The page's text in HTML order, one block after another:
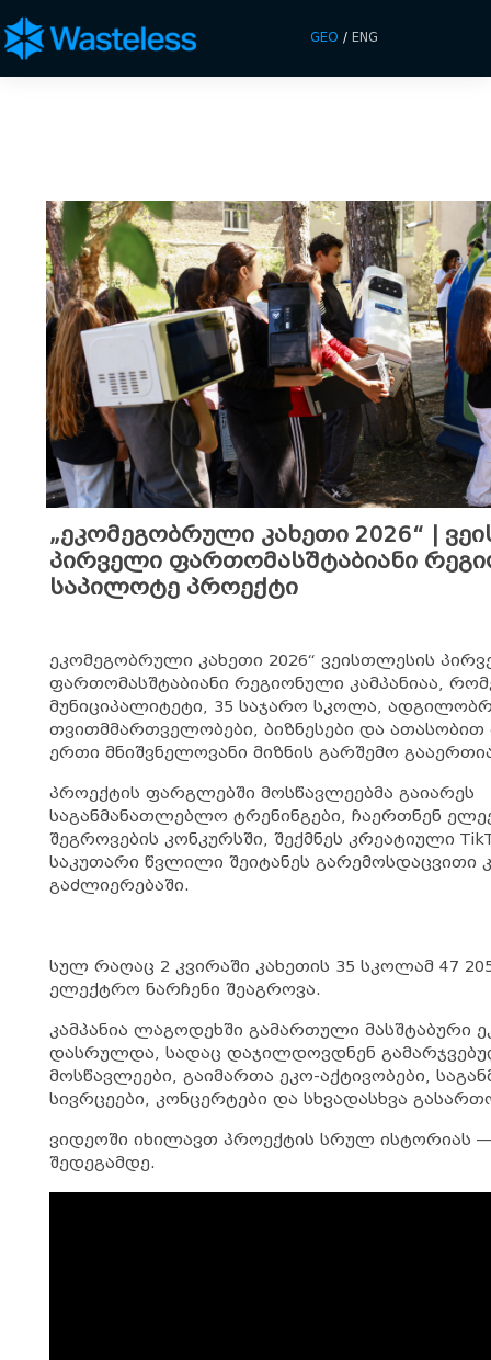
GEO /ENG
„ეკომეგობრული კახეთი 2026“ |
პირველი ფართომასშტაბიანი
საპილოტე პროექტი
ეკომეგობრული კახეთი 2026“ ვეისთლესის
ფართომასშტაბიანი რეგიონული კამპანიაა,
მუნიციპალიტეტი, 35 საჯარო სკოლა,
თვითმმართველობები, ბიზნესები და
ერთი მნიშვნელოვანი მიზნის გარშემო
პროექტის ფარგლებში მოსწავლეებმა გაიარეს
საგანმანათლებლო ტრენინგები, ჩაერთნენ
შეგროვების კონკურსში, შექმნეს კრეატიული
საკუთარი წვლილი შეიტანეს გარემოსდაცვითი
გაძლიერებაში.
სულ რაღაც 2 კვირაში კახეთის 35 სკოლამ 47
ელექტრო ნარჩენი შეაგროვა.
კამპანია ლაგოდეხში გამართული მასშტაბური
დასრულდა, სადაც დაჯილდოვდნენ
მოსწავლეები, გაიმართა ეკო-აქტივობები,
სივრცეები, კონცერტები და სხვადასხვა
ვიდეოში იხილავთ პროექტის სრულ ისტორიას
შედეგამდე.